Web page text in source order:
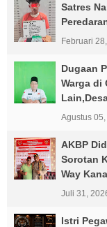
Satres
Februari
Dugaan
Warga di
Agustus
AKBP
Sorotan
Way
Juli 31,
Istri